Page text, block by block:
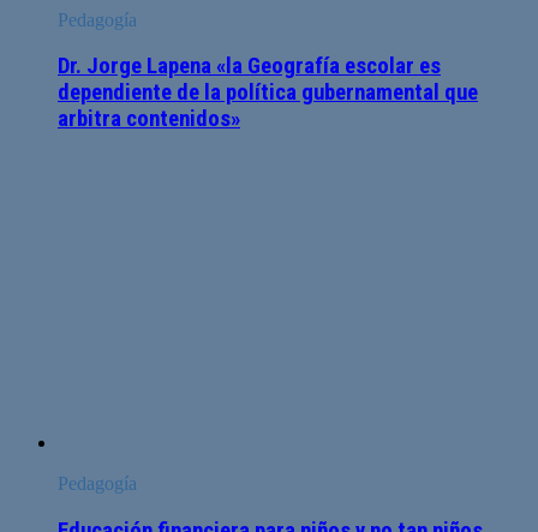
Pedagogía
Dr. Jorge Lapena «la Geografía escolar es
dependiente de la política gubernamental que
arbitra contenidos»
Pedagogía